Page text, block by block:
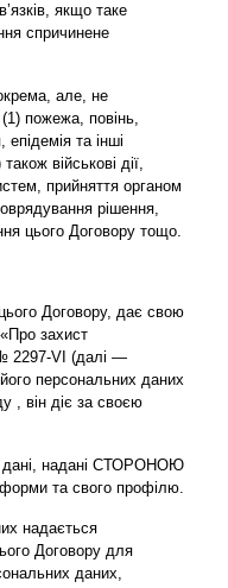
якщо таке
спричинене
але, не
пожежа, повінь,
та інші
військові дії,
прийняття органом
рішення,
цього Договору тощо.
Договору, дає свою
захист
2297-VI (далі —
персональних даних
, він діє за своєю
дані, надані СТОРОНОЮ
форми та свого профілю.
надається
Договору для
даних,